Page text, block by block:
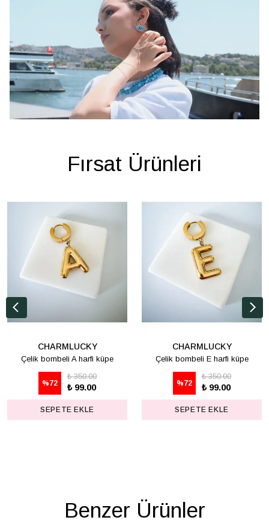
Fırsat Ürünleri
CHARMLUCKY
Çelik bombeli A harfi küpe
%72
₺ 350.00
₺ 99.00
SEPETE EKLE
CHARMLUCKY
Çelik bombeli E harfi küpe
%72
₺ 350.00
₺ 99.00
SEPETE EKLE
Benzer Ürünler